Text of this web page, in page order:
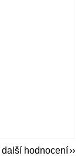
hodnocení